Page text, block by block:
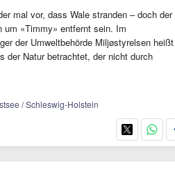
mal vor, dass Wale stranden – doch der
um «Timmy» entfernt sein. Im
der Umweltbehörde Miljøstyrelsen heißt
der Natur betrachtet, der nicht durch
/ Schleswig-Holstein